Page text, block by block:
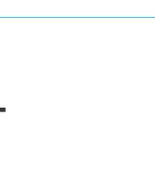
Stahl-/Kunststoff-